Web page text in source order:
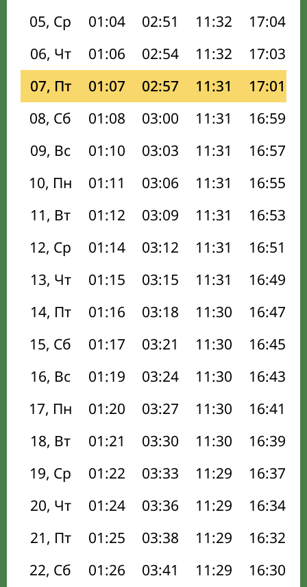
05, Ср
01:04 02:51 11:32 17:04
06, Чт
01:06 02:54 11:32 17:03
07, Пт
01:07 02:57 11:31 17:01
08, Сб
01:08 03:00 11:31 16:59
09, Вс
01:10 03:03 11:31 16:57
10, Пн
01:11 03:06 11:31 16:55
11, Вт
01:12 03:09 11:31 16:53
12, Ср
01:14 03:12 11:31 16:51
13, Чт
01:15 03:15 11:31 16:49
14, Пт
01:16 03:18 11:30 16:47
15, Сб
01:17 03:21 11:30 16:45
16, Вс
01:19 03:24 11:30 16:43
17, Пн
01:20 03:27 11:30 16:41
18, Вт
01:21 03:30 11:30 16:39
19, Ср
01:22 03:33 11:29 16:37
20, Чт
01:24 03:36 11:29 16:34
21, Пт
01:25 03:38 11:29 16:32
22, Сб
01:26 03:41 11:29 16:30